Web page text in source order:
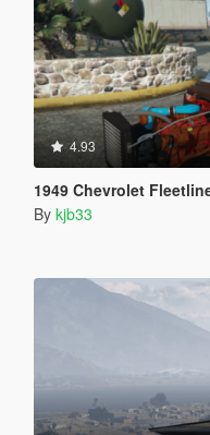
4.93
1949 Chevrolet Fleetline De-
By kjb33